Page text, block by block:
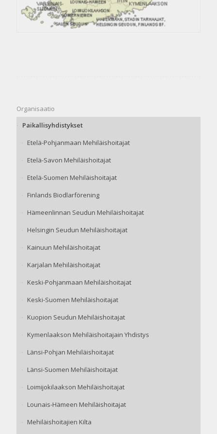
Organisaatio
Paikallisyhdistykset
Etelä-Pohjanmaan Mehiläishoitajat
Etelä-Savon Mehiläishoitajat
Etelä-Suomen Mehiläishoitajat
Finlands Biodlarförening
Hämeenlinnan Seudun Mehiläishoitajat
Helsingin Seudun Mehiläishoitajat
Kainuun Mehiläishoitajat
Karjalan Mehiläishoitajat
Keski-Pohjanmaan Mehiläishoitajat
Keski-Suomen Mehiläishoitajat
Kuopion Seudun Mehiläishoitajat
Kymenlaakson Mehiläishoitajain Yhdistys
Länsi-Pohjan Mehiläishoitajat
Länsi-Suomen Mehiläishoitajat
Loimijokilaakson Mehiläishoitajat
Lounais-Hämeen Mehiläishoitajat
Mehiläishoitajien Kilta